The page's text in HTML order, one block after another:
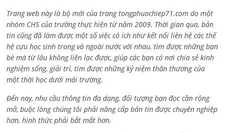
Trang web này là bộ mới của trang tongphuochiep71.com do một
nhóm CHS của trường thực hiện từ năm 2009. Thời gian qua, bản
tin cũng đã làm được một số việc có ích như kết nối liên hệ các thế
hệ cựu học sinh trong và ngoài nước với nhau, tìm được những bạn
bè mà từ lâu không liên lạc được, giúp các bạn có nơi chia sẻ kinh
nghiệm sống, giải trí, tìm được những kỷ niệm thân thương của
một thời học dưới mái trường.
Đến nay, nhu cầu thông tin đa dạng, đối tượng bạn đọc cần rộng
mở, buộc lòng chúng tôi phải nâng cấp bản tin được chuyên nghiệp
hơn, hình thức phải bắt mắt hơn.